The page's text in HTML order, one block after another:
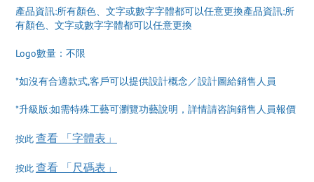
產品資訊:所有顏色、文字或數字字體都可以任意更換產品資訊:所
有顏色、文字或數字字體都可以任意更換
Logo數量：不限
*如沒有合適款式,客戶可以提供設計概念／設計圖給銷售人員
*升級版:如需特殊工藝可瀏覽功藝說明，詳情請咨詢銷售人員報價
按此查看 「字體表」
按此查看 「尺碼表」